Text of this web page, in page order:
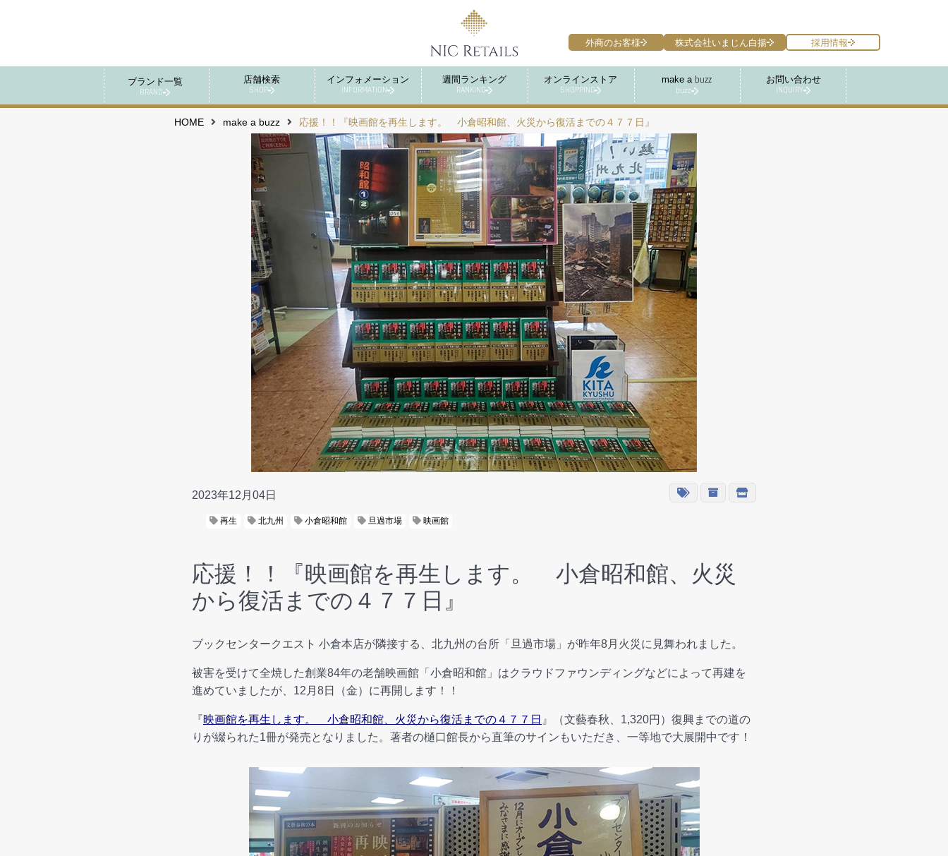
ブランド一覧
BRAND
店舗検索
SHOP
インフォメーション
INFORMATION
週間ランキング
RANKING
オンラインストア
SHOPPING
make a buzz
buzz
お問い合わせ
INQUIRY
外商のお客様 株式会社いまじん白揚 採用情報
HOME make a buzz 応援！！『映画館を再生します。 小倉昭和館、火災から復活までの４７７日』
2023年12月04日
再生 北九州 小倉昭和館 旦過市場 映画館
応援！！『映画館を再生します。 小倉昭和館、火災
から復活までの４７７日』
ブックセンタークエスト 小倉本店が隣接する、北九州の台所「旦過市場」が昨年8月火災に見舞われました。
被害を受けて全焼した創業84年の老舗映画館「小倉昭和館」はクラウドファウンディングなどによって再建を
進めていましたが、12月8日（金）に再開します！！
『映画館を再生します。 小倉昭和館、火災から復活までの４７７日 』（文藝春秋、1,320円）復興までの道の
りが綴られた1冊が発売となりました。著者の樋口館長から直筆のサインもいただき、一等地で大展開中です！